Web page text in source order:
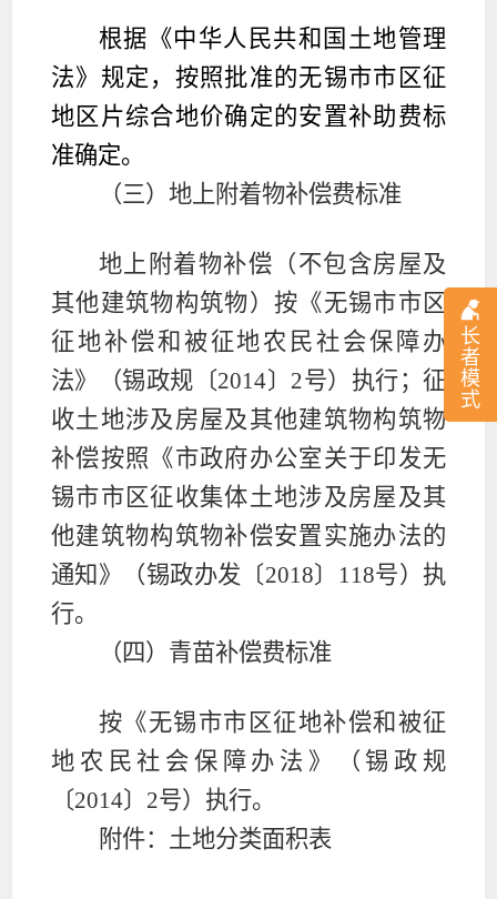
长
者
模
式
根据《中华人民共和国土地管理
法》规定，按照批准的无锡市市区征
地区片综合地价确定的安置补助费标
准确定。
（三）地上附着物补偿费标准
地上附着物补偿（不包含房屋及
其他建筑物构筑物）按《无锡市市区
征地补偿和被征地农民社会保障办
法》（锡政规〔2014〕 2号）执行；征
收土地涉及房屋及其他建筑物构筑物
补偿按照《市政府办公室关于印发无
锡市市区征收集体土地涉及房屋及其
他建筑物构筑物补偿安置实施办法的
通知》（锡政办发〔2018〕 118号）执
行。
（四）青苗补偿费标准
按《无锡市市区征地补偿和被征
地农民社会保障办法》（锡政规
〔2014〕 2号）执行。
附件：土地分类面积表